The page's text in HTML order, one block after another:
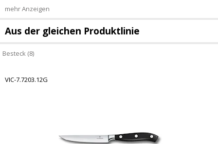
mehr Anzeigen
Aus der gleichen Produktlinie
Besteck (8)
VIC-7.7203.12G